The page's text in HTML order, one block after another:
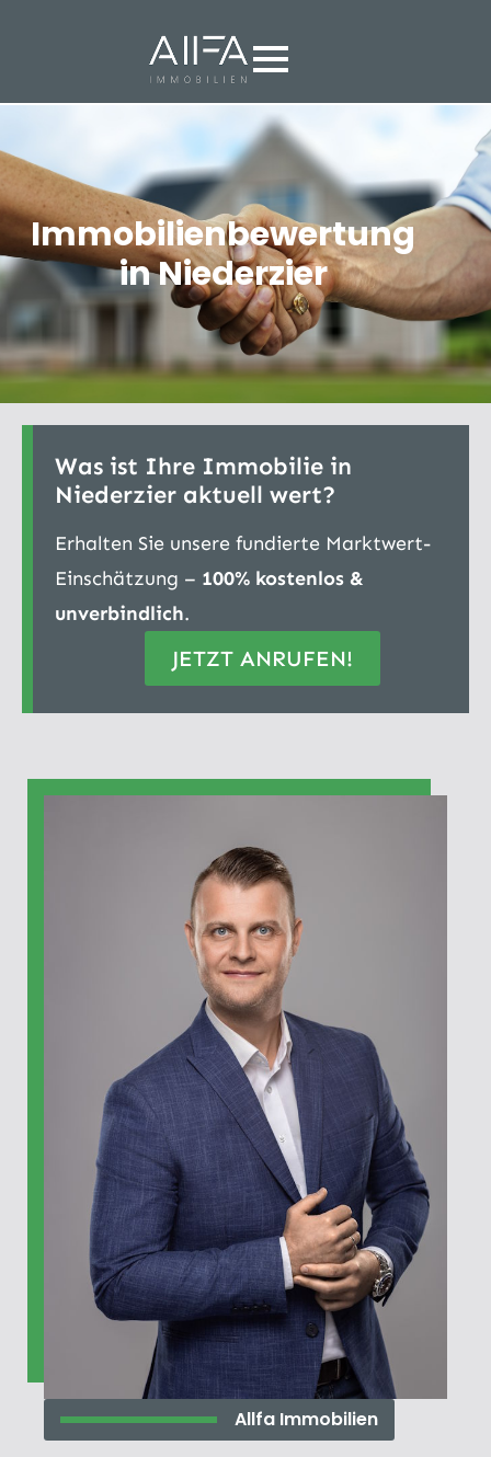
Immobilienbewertung
in Niederzier
Was ist Ihre Immobilie in
Niederzier aktuell wert?
Erhalten Sie unsere fundierte Marktwert-
Einschätzung – 100% kostenlos &
unverbindlich.
JETZT ANRUFEN!
Allfa Immobilien